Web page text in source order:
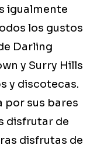
igualmente
los gustos
Darling
y Surry Hills
y discotecas.
por sus bares
disfrutar de
disfrutas de